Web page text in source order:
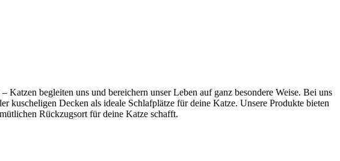
begleiten uns und bereichern unser Leben auf ganz besondere Weise. Bei uns
kuscheligen Decken als ideale Schlafplätze für deine Katze. Unsere Produkte bieten
Rückzugsort für deine Katze schafft.